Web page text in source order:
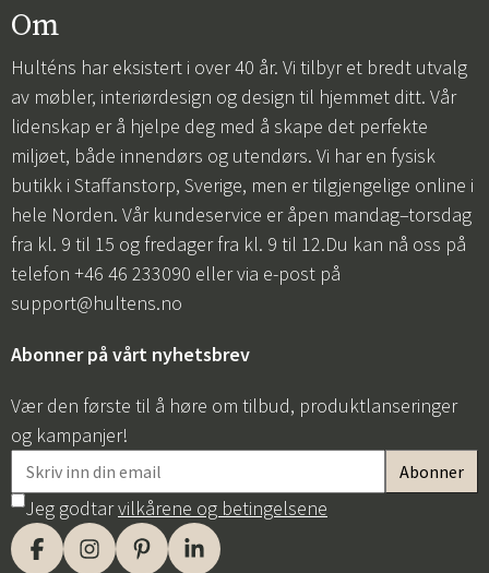
Om
Hulténs har eksistert i over 40 år. Vi tilbyr et bredt utvalg
av møbler, interiørdesign og design til hjemmet ditt. Vår
lidenskap er å hjelpe deg med å skape det perfekte
miljøet, både innendørs og utendørs. Vi har en fysisk
butikk i Staffanstorp, Sverige, men er tilgjengelige online i
hele Norden. Vår kundeservice er åpen mandag–torsdag
fra kl. 9 til 15 og fredager fra kl. 9 til 12.Du kan nå oss på
telefon +46 46 233090 eller via e-post på
support@hultens.no
Abonner på vårt nyhetsbrev
Vær den første til å høre om tilbud, produktlanseringer
og kampanjer!
Jeg godtarvilkårene og betingelsene